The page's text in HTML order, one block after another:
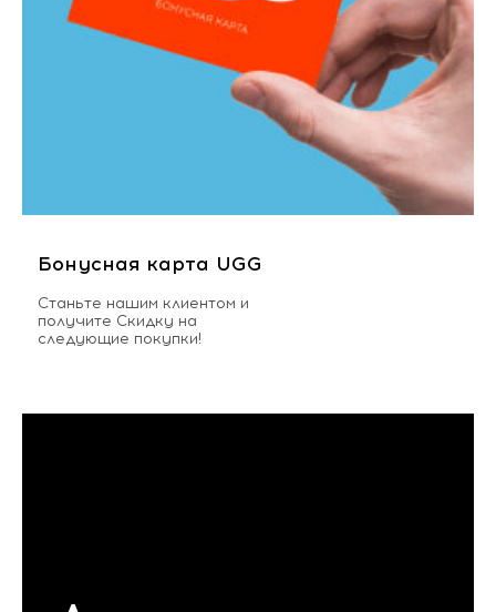
Бонусная карта UGG
Станьте нашим клиентом и
получите Скидку на
следующие покупки!